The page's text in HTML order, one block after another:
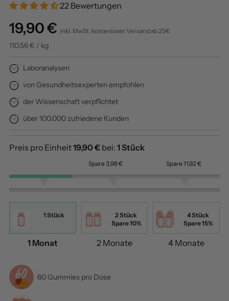
22 Bewertungen
Angebot
19,90 € inkl. MwSt. kostenloser Versand ab 25€
110,56 € / kg
Laboranalysen
von Gesundheitsexperten empfohlen
der Wissenschaft verpflichtet
über 100.000 zufriedene Kunden
Preis pro Einheit19,90 € bei: 1 Stück
Spare 3,98 € Spare 11,92 €
1 Stück
1 Monat
2 Stück
Spare 10%
2 Monate
4 Stück
Spare 15%
4 Monate
60 Gummies pro Dose